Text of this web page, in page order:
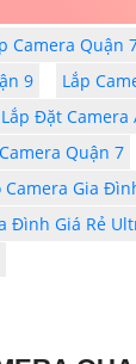
Camera Quận
9
Lắp
Lắp Đặt
Quận 7
Camera Gia
Đình Giá Rẻ